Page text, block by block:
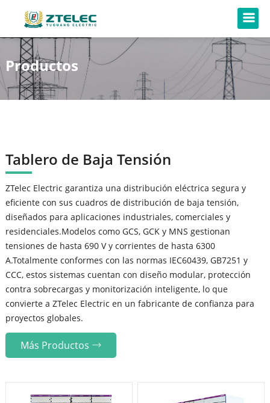
Productos
Tablero de Baja Tensión
ZTelec Electric garantiza una distribución eléctrica segura y
eficiente con sus cuadros de distribución de baja tensión,
diseñados para aplicaciones industriales, comerciales y
residenciales.Modelos como GCS, GCK y MNS gestionan
tensiones de hasta 690 V y corrientes de hasta 6300
A.Totalmente conformes con las normas IEC60439, GB7251 y
CCC, estos sistemas cuentan con diseño modular, protección
contra sobrecargas y monitorización inteligente, lo que
convierte a ZTelec Electric en un fabricante de confianza para
proyectos globales.
Más Productos